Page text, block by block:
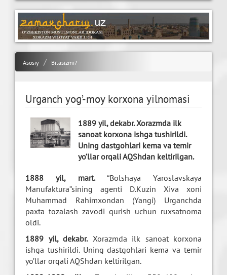
Asosiy Bilasizmi?
Urganch yog’-moy korxona yilnomasi
1889 yil, dekabr. Xorazmda ilk
sanoat korxona ishga tushirildi.
Uning dastgohlari kema va temir
yo’llar orqali AQShdan keltirilgan.
1888 yil, mart.“Bolshaya Yaroslavskaya
Manufaktura”sining agenti D.Kuzin Xiva xoni
Muhammad Rahimxondan (Yangi) Urganchda
paxta tozalash zavodi qurish uchun ruxsatnoma
oldi.
1889 yil, dekabr.Xorazmda ilk sanoat korxona
ishga tushirildi. Uning dastgohlari kema va temir
yo’llar orqali AQShdan keltirilgan.